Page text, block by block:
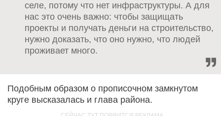
селе, потому что нет инфраструктуры. А для
нас это очень важно: чтобы защищать
проекты и получать деньги на строительство,
нужно доказать, что оно нужно, что людей
проживает много.
Подобным образом о прописочном замкнутом
круге высказалась и глава района.